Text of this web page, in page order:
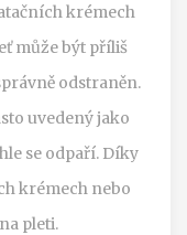
krémech
může být příliš
odstraněn.
uvedený jako
se odpaří. Díky
krémech nebo
pleti.